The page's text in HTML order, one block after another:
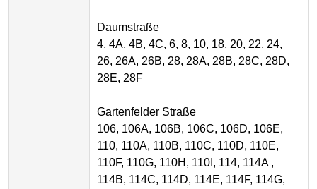
Daumstraße
4, 4A, 4B, 4C, 6, 8, 10, 18, 20, 22, 24,
26, 26A, 26B, 28, 28A, 28B, 28C, 28D,
28E, 28F
Gartenfelder Straße
106, 106A, 106B, 106C, 106D, 106E,
110, 110A, 110B, 110C, 110D, 110E,
110F, 110G, 110H, 110I, 114, 114A ,
114B, 114C, 114D, 114E, 114F, 114G,